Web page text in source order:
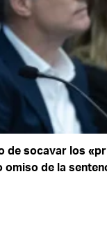
de socavar los
omiso de la